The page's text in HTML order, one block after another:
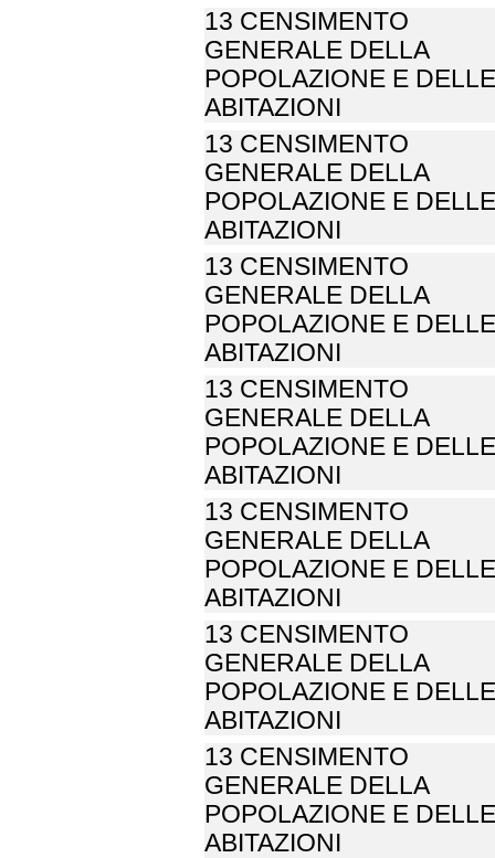
13 CENSIMENTO
GENERALE DELLA
POPOLAZIONE E DELLE
ABITAZIONI
13 CENSIMENTO
GENERALE DELLA
POPOLAZIONE E DELLE
ABITAZIONI
13 CENSIMENTO
GENERALE DELLA
POPOLAZIONE E DELLE
ABITAZIONI
13 CENSIMENTO
GENERALE DELLA
POPOLAZIONE E DELLE
ABITAZIONI
13 CENSIMENTO
GENERALE DELLA
POPOLAZIONE E DELLE
ABITAZIONI
13 CENSIMENTO
GENERALE DELLA
POPOLAZIONE E DELLE
ABITAZIONI
13 CENSIMENTO
GENERALE DELLA
POPOLAZIONE E DELLE
ABITAZIONI